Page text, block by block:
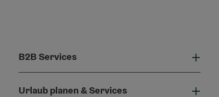
B2B Services
Urlaub planen & Services